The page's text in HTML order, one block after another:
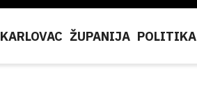
KARLOVAC ŽUPANIJA POLITIKA